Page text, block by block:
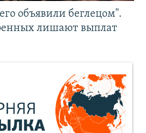
объявили беглецом".
лишают выплат